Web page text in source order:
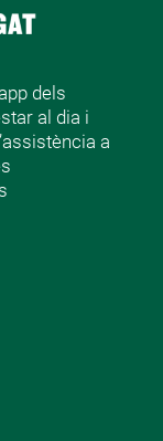
dels
al dia i
a